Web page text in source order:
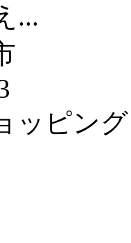
...
ッピング